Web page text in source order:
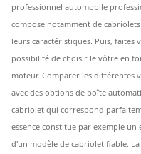
professionnel automobile
compose notamment de
leurs caractéristiques. Puis, faites
possibilité de choisir le vôtre en
moteur. Comparer les différentes
avec des options de boîte
cabriolet qui correspond
essence constitue par exemple un
d'un modèle de cabriolet fiable.